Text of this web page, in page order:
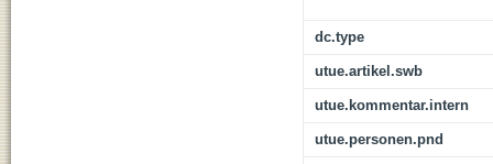
dc.type
utue.artikel.swb
utue.kommentar.intern
utue.personen.pnd